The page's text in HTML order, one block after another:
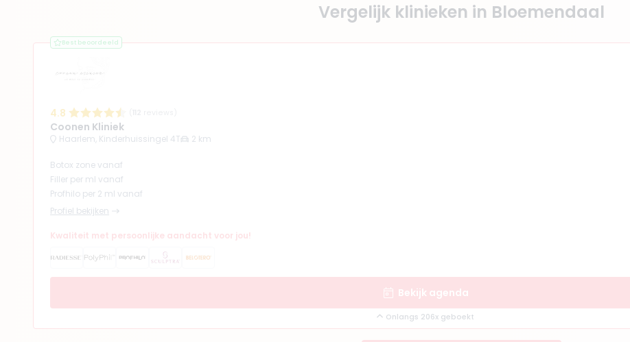
Vergelijk klinieken in Bloemendaal
Best beoordeeld
4.8
Coonen Kliniek
Haarlem, Kinderhuissingel 4T 2 km
Botox zone vanaf
Filler per ml vanaf
Profhilo per 2 ml vanaf
Profiel bekijken
Kwaliteit met persoonlijke aandacht voor jou!
Bekijk agenda
Onlangs 206x geboekt